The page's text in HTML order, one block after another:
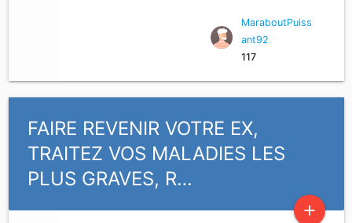
MaraboutPuiss
ant92
117
FAIRE REVENIR VOTRE EX,
TRAITEZ VOS MALADIES LES
PLUS GRAVES, R…
add